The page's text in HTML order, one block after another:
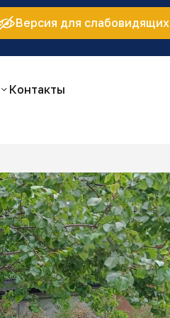
Версия для слабовидящих
Контакты